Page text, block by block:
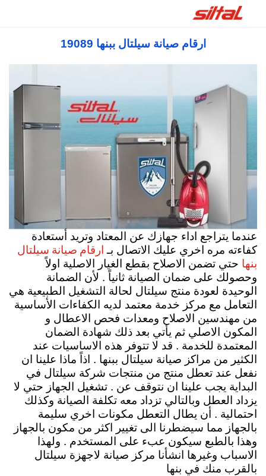
ارقام صيانة سيلتال ببنها 19089
عندما يتراجع اداء جهازك عن المعتاد وتريد أستعادة
كفاءته مره اخري عليك الاتصال بـ ارقام صيانة سيلتال
بنها حتي تضمن الاصلاح بقطع الغيار الاصلية اولاً
وحصولك على ضمان الصيانة ثانياً . لأن الضمانة
الوحيدة لعودة منتج سيلتال لحالة التشغيل الطبيعية هي
التعامل مع مركز خدمة معتمد لديه الكفاءات الأساسية
من مهندسين الاصلاح ومعدات فحص الاعطال و
المكون الاصلي ثم يأتي بعد ذلك شهادة الضمان
المعتمدة للخدمة . قد لا تتوفر هذه الاساسيات عند
الكثير من مراكز صيانة سيلتال ببنها . اذاً ماذا علينا ان
نفعل عند تعطل منتج من منتجات شركة سيلتال في
البداية يجب علينا ان نتوقف عن . تشغيل الجهاز حتي لا
يزداد العطل وبالتالي تزداد معه تكلفة الصيانة وكذلك
احتمالية . أن يطال التعطل مكونات اخري سليمة
بالجهاز مما سيضطرنا الى تغيير اكثر من مكون بالجهاز
وهذا بالطبع سيكون عبء على المستخدم . ولهذا
الاسباب وغيرها انشأنا مركز صيانة لاجهزة سيلتال
بالقرب منك في بنها